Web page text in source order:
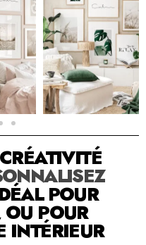
BOX & CO
POUR
POUR
INTÉRIEUR